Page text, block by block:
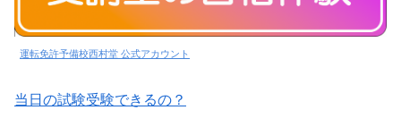
運転免許予備校西村堂 公式アカウント
当日の試験受験できるの？